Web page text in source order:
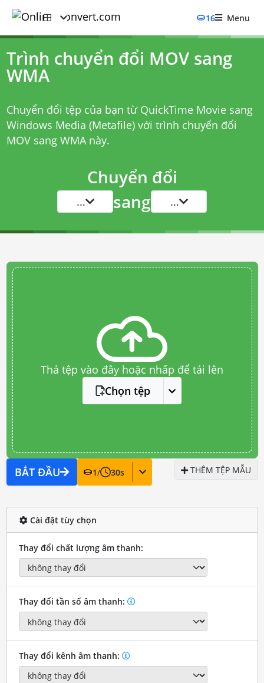
16 Menu
Trình chuyển đổi MOV sang
WMA
Chuyển đổi tệp của bạn từ QuickTime Movie sang
Windows Media (Metafile) với trình chuyển đổi
MOV sang WMAnày.
Chuyển đổi
... sang ...
Thả tệp vào đây hoặc nhấp để tải lên
Chọn tệp
BẮT ĐẦU 1/ 30s THÊM TỆP MẪU
Cài đặt tùy chọn
Thay đổi chất lượng âm thanh:
Thay đổi tần số âm thanh:
Thay đổi kênh âm thanh: